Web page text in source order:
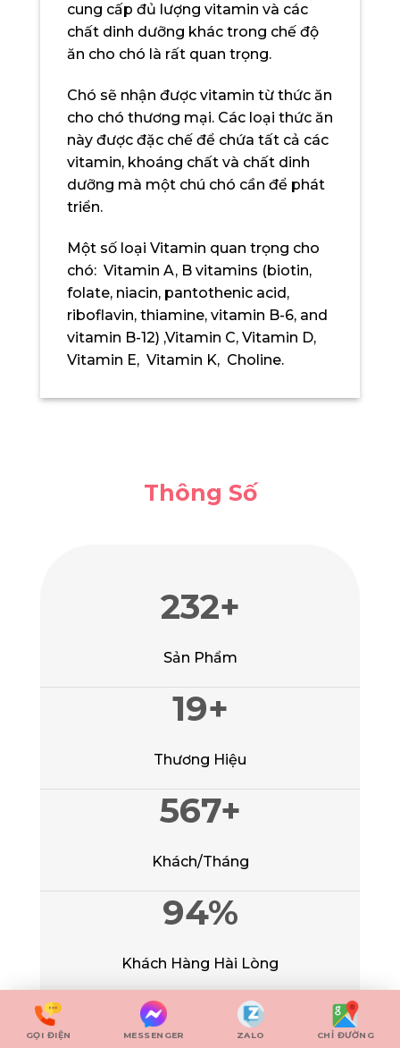
cung cấp đủ lượng vitamin và các
chất dinh dưỡng khác trong chế độ
ăn cho chó là rất quan trọng.
Chó sẽ nhận được vitamin từ thức ăn
cho chó thương mại. Các loại thức ăn
này được đặc chế để chứa tất cả các
vitamin, khoáng chất và chất dinh
dưỡng mà một chú chó cần để phát
triển.
Một số loại Vitamin quan trọng cho
chó: Vitamin A, B vitamins (biotin,
folate, niacin, pantothenic acid,
riboflavin, thiamine, vitamin B-6, and
vitamin B-12) ,Vitamin C, Vitamin D,
Vitamin E, Vitamin K, Choline.
Thông Số
244+
Sản Phẩm
20+
Thương Hiệu
989+
Khách/Tháng
99%
Khách Hàng Hài Lòng
GỌI ĐIỆN MESSENGER ZALO CHỈ ĐƯỜNG